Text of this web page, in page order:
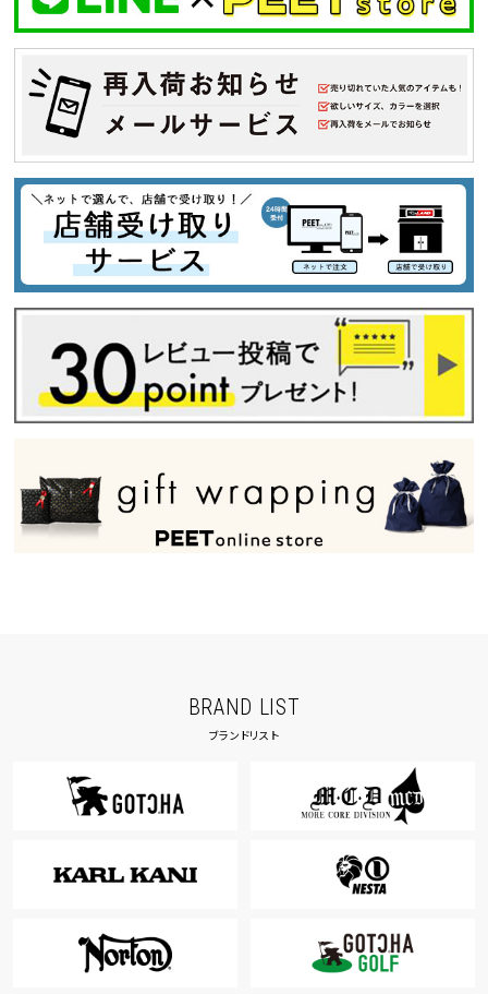
BRAND LIST
ブランドリスト